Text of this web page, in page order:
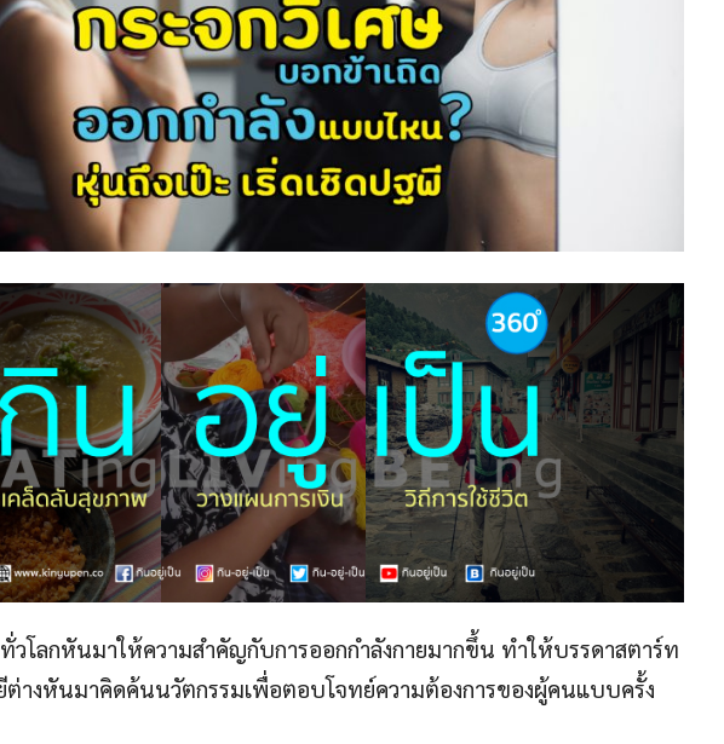
โลกหันมาให้ความสำคัญกับการออกกำลังกายมากขึ้น ทำให้บรรดาสตาร์ท
ต่างหันมาคิดค้นนวัตกรรมเพื่อตอบโจทย์ความต้องการของผู้คนแบบครั้ง